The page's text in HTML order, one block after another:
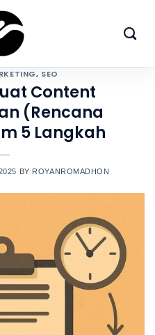
, SEO
Content
(Rencana
5 Langkah
BY ROYANROMADHON